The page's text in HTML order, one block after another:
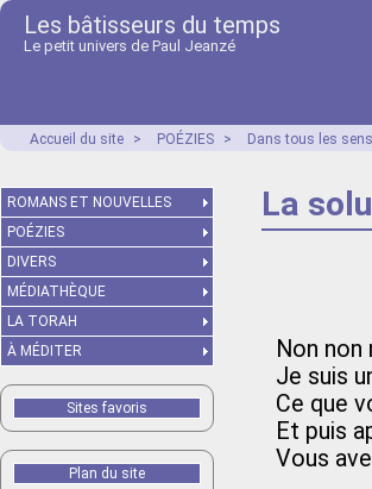
Les bâtisseurs du temps
Le petit univers de Paul Jeanzé
Accueil du site > POÉZIES > Dans tous les
La
Non non
Je suis
Ce que
Et puis
Vous
ROMANS ET NOUVELLES
POÉZIES
DIVERS
MÉDIATHÈQUE
LA TORAH
À MÉDITER
Sites favoris
Plan du site